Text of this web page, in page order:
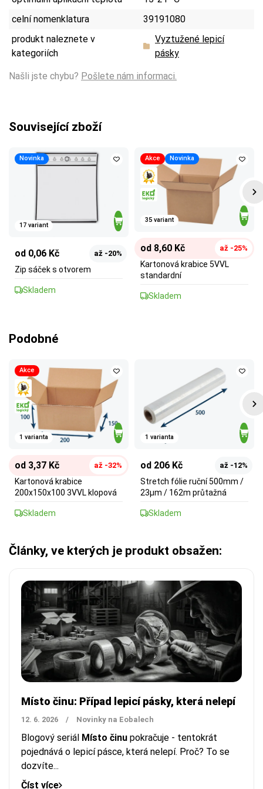
celní nomenklatura
39191080
produkt naleznete v
kategoriích
Vyztužené lepicí
pásky
Našli jste chybu? Pošlete nám informaci.
Související zboží
Novinka
17 variant
od 0,06 Kč až -20%
Zip sáček s otvorem
Skladem
Akce Novinka
35 variant
od 8,60 Kč až -25%
Kartonová krabice 5VVL
standardní
Skladem
Podobné
Akce
1 varianta
od 3,37 Kč až -32%
Kartonová krabice
200x150x100 3VVL klopová
Skladem
1 varianta
od 206 Kč až -12%
Stretch fólie ruční 500mm /
23µm / 162m průtažná
Skladem
Články, ve kterých je produkt obsažen:
Místo činu: Případ lepicí pásky, která nelepí
12. 6. 2026 / Novinky na Eobalech
Blogový seriál Místo činu pokračuje - tentokrát
pojednává o lepicí pásce, která nelepí. Proč? To se
dozvíte...
Číst více